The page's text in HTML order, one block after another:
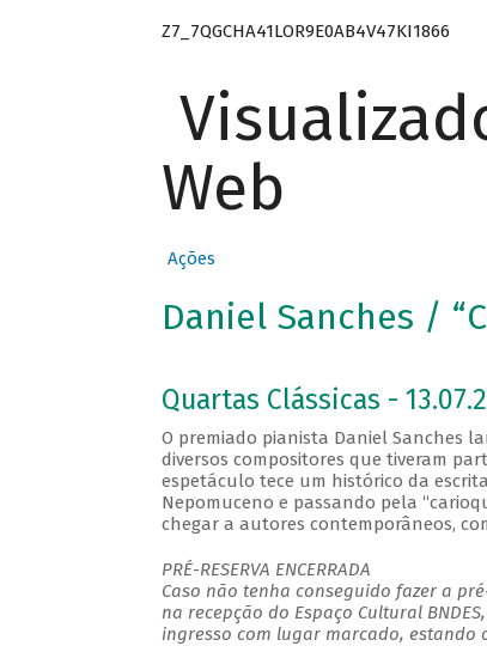
Z7_7QGCHA41LOR9E0AB4V47KI1866
Web
Ações
Daniel Sanches /
Quartas Clássicas -
O premiado pianista Daniel Sanches
diversos compositores que tiveram
espetáculo tece um histórico da
Nepomuceno e passando pela
chegar a autores contemporâneos,
PRÉ-RESERVA ENCERRADA
Caso não tenha conseguido fazer a
na recepção do Espaço Cultural
ingresso com lugar marcado,